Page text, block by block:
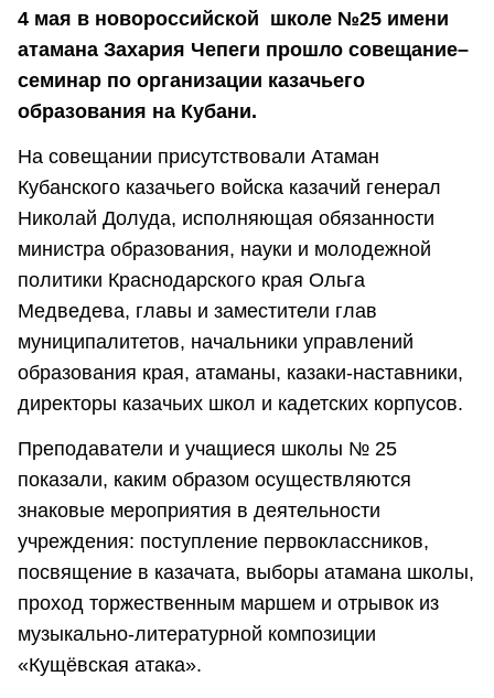
4 мая в новороссийской школе №25 имени
атамана Захария Чепеги прошло совещание–
семинар по организации казачьего
образования на Кубани.
На совещании присутствовали Атаман
Кубанского казачьего войска казачий генерал
Николай Долуда, исполняющая обязанности
министра образования, науки и молодежной
политики Краснодарского края Ольга
Медведева, главы и заместители глав
муниципалитетов, начальники управлений
образования края, атаманы, казаки-наставники,
директоры казачьих школ и кадетских корпусов.
Преподаватели и учащиеся школы № 25
показали, каким образом осуществляются
знаковые мероприятия в деятельности
учреждения: поступление первоклассников,
посвящение в казачата, выборы атамана школы,
проход торжественным маршем и отрывок из
музыкально-литературной композиции
«Кущёвская атака».